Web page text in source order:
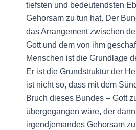
tiefsten und bedeutendsten
Gehorsam zu tun hat. Der
das Arrangement zwischen
Gott und dem von ihm
Menschen ist die Grundlage
Er ist die Grundstruktur der
ist nicht so, dass mit dem
Bruch dieses Bundes – Gott
übergegangen wäre, der
irgendjemandes Gehorsam